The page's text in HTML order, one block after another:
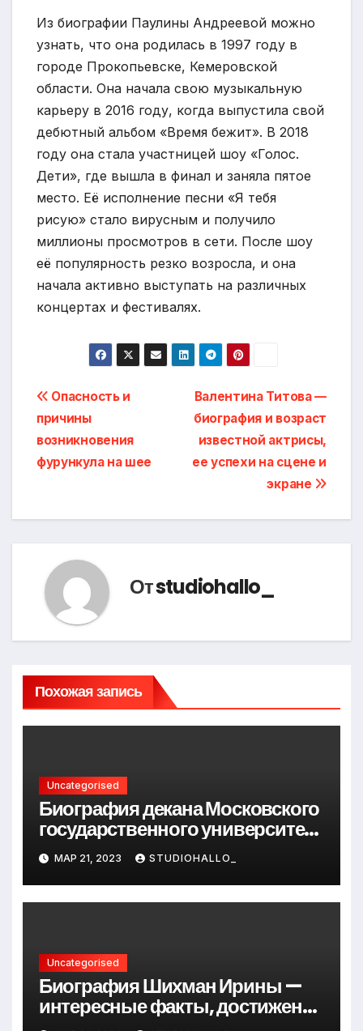
Из биографии Паулины Андреевой можно
узнать, что она родилась в 1997 году в
городе Прокопьевске, Кемеровской
области. Она начала свою музыкальную
карьеру в 2016 году, когда выпустила свой
дебютный альбом «Время бежит». В 2018
году она стала участницей шоу «Голос.
Дети», где вышла в финал и заняла пятое
место. Её исполнение песни «Я тебя
рисую» стало вирусным и получило
миллионы просмотров в сети. После шоу
её популярность резко возросла, и она
начала активно выступать на различных
концертах и фестивалях.
Навигация
по
записям
Валентина Титова —
биография и возраст
известной актрисы,
ее успехи на сцене и
экране
Опасность и
причины
возникновения
фурункула на шее
Отstudiohallo_
Похожая запись
Uncategorised
Биография декана Московского
государственного университета
Андрея Сидорова — от студента
до руководителя
МАР 21, 2023 STUDIOHALLO_
Uncategorised
Биография Шихман Ирины —
интересные факты, достижения